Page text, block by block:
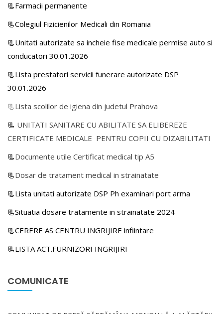
📃Farmacii permanente
📃Colegiul Fizicienilor Medicali din Romania
📃Unitati autorizate sa incheie fise medicale permise auto si
conducatori 30.01.2026
📃Lista prestatori servicii funerare autorizate DSP
30.01.2026
📃Lista scolilor de igiena din judetul Prahova
📃 UNITATI SANITARE CU ABILITATE SA ELIBEREZE
CERTIFICATE MEDICALE PENTRU COPII CU DIZABILITATI
📃Documente utile Certificat medical tip A5
📃Dosar de tratament medical in strainatate
📃Lista unitati autorizate DSP Ph examinari port arma
📃Situatia dosare tratamente in strainatate 2024
📃CERERE AS CENTRU INGRIJIRE infiintare
📃LISTA ACT.FURNIZORI INGRIJIRI
COMUNICATE